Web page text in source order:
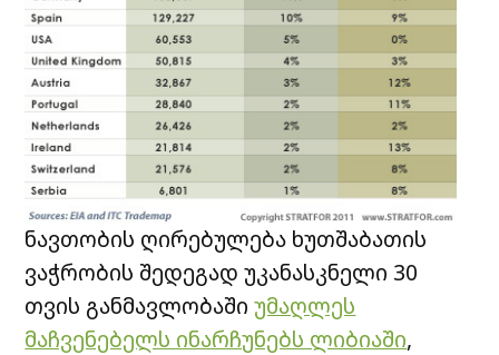
ნავთობის ღირებულება ხუთშაბათის
ვაჭრობის შედეგად უკანასკნელი 30
თვის განმავლობაშიუმაღლეს
მაჩვენებელს ინარჩუნებს ლიბიაში,